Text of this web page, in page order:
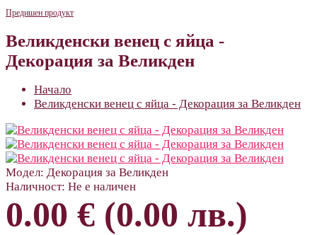
Предишен продукт
Великденски венец с яйца -
Декорация за Великден
Начало
Великденски венец с яйца - Декорация за Великден
Модел: Декорация за Великден
Наличност: Не е наличен
0.00 € (0.00 лв.)